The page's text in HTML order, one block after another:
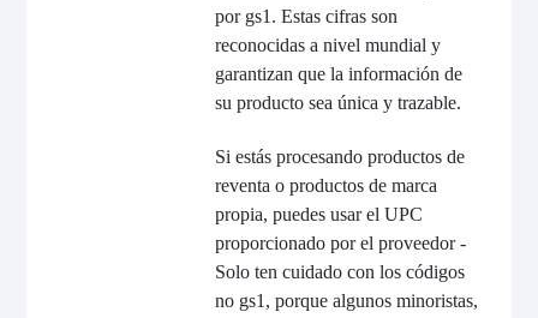
por gs1. Estas cifras son
reconocidas a nivel mundial y
garantizan que la información de
su producto sea única y trazable.
Si estás procesando productos de
reventa o productos de marca
propia, puedes usar el UPC
proporcionado por el proveedor -
Solo ten cuidado con los códigos
no gs1, porque algunos minoristas,